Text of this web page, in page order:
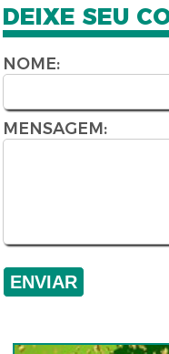
DEIXE SEU
NOME:
MENSAGEM: